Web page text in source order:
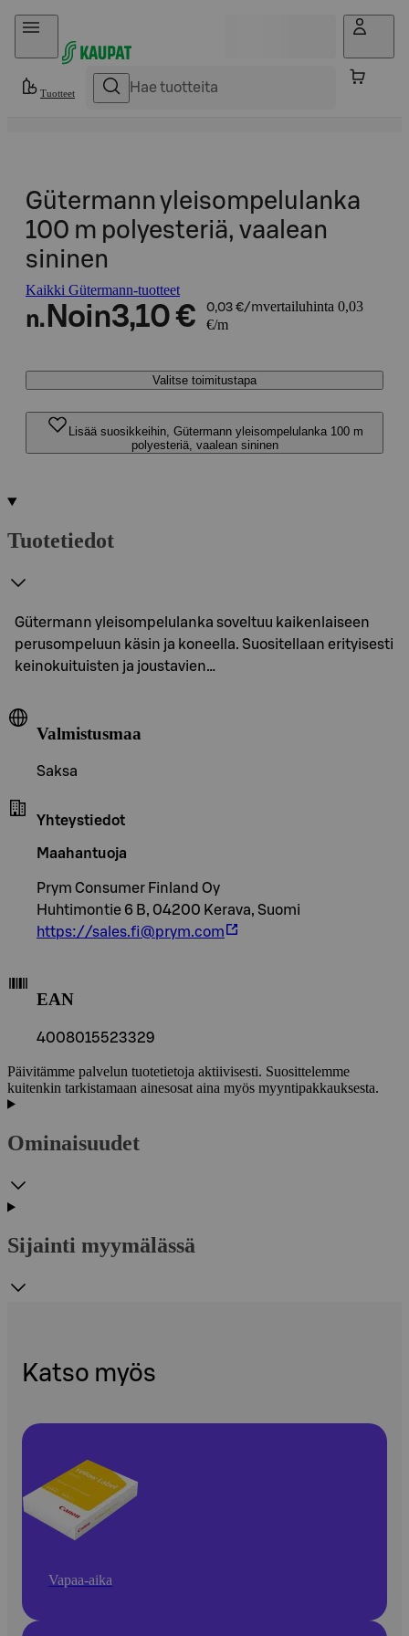
Hyppää sisältöön
Tuotteet
Gütermann yleisompelulanka
100 m polyesteriä, vaalean
sininen
Kaikki Gütermann-tuotteet
n. Noin3,10 € 0,03 €/mvertailuhinta 0,03
€/m
Valitse toimitustapa
Lisää suosikkeihin, Gütermann yleisompelulanka 100 m
polyesteriä, vaalean sininen
Tuotetiedot
Gütermann yleisompelulanka soveltuu kaikenlaiseen
perusompeluun käsin ja koneella. Suositellaan erityisesti
keinokuituisten ja joustavien…
Valmistusmaa
Saksa
Yhteystiedot
Maahantuoja
Prym Consumer Finland Oy
Huhtimontie 6 B, 04200 Kerava, Suomi
https://sales.fi@prym.com
EAN
4008015523329
Päivitämme palvelun tuotetietoja aktiivisesti. Suosittelemme
kuitenkin tarkistamaan ainesosat aina myös myyntipakkauksesta.
Ominaisuudet
Sijainti myymälässä
Katso myös
Vapaa-aika